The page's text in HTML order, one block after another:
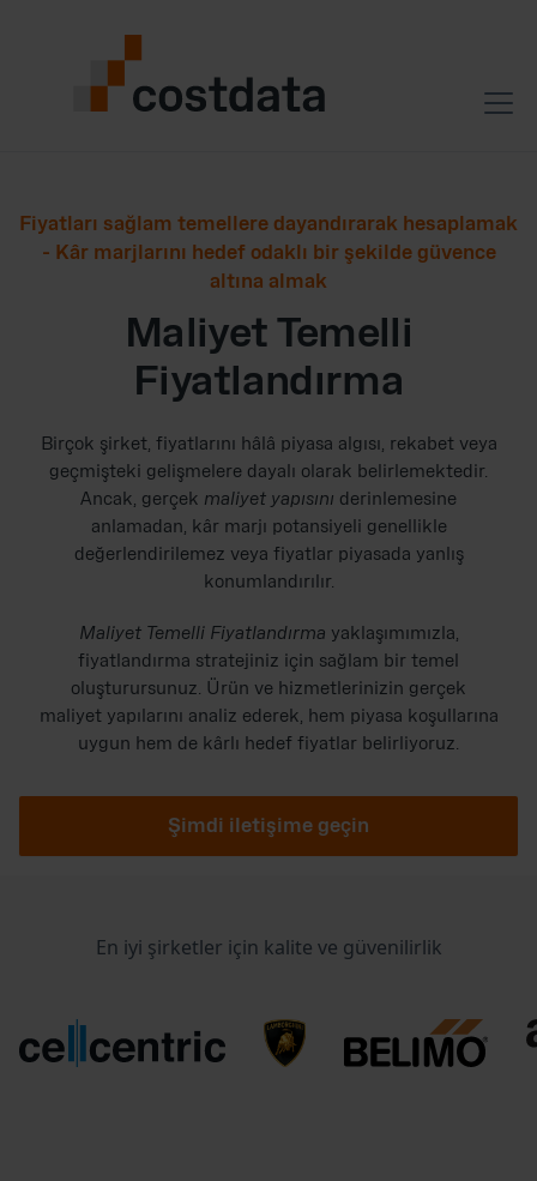
Fiyatları sağlam temellere dayandırarak hesaplamak
- Kâr marjlarını hedef odaklı bir şekilde güvence
altına almak
Maliyet Temelli
Fiyatlandırma
Birçok şirket, fiyatlarını hâlâ piyasa algısı, rekabet veya
geçmişteki gelişmelere dayalı olarak belirlemektedir.
Ancak, gerçek maliyet yapısını derinlemesine
anlamadan, kâr marjı potansiyeli genellikle
değerlendirilemez veya fiyatlar piyasada yanlış
konumlandırılır.
Maliyet Temelli Fiyatlandırma yaklaşımımızla,
fiyatlandırma stratejiniz için sağlam bir temel
oluşturursunuz. Ürün ve hizmetlerinizin gerçek
maliyet yapılarını analiz ederek, hem piyasa koşullarına
uygun hem de kârlı hedef fiyatlar belirliyoruz.
Şimdi iletişime geçin
En iyi şirketler için kalite ve güvenilirlik